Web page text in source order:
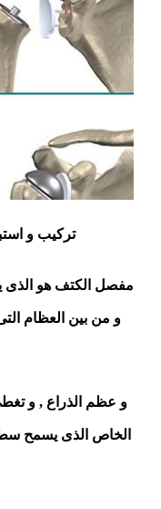
تركيب و
مفصل الكتف هو الذى
و من بين العظام
و عظم الذراع , و
الخاص الذى يسمح